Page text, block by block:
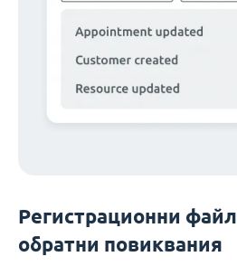
Регистрационни
обратни повиквания